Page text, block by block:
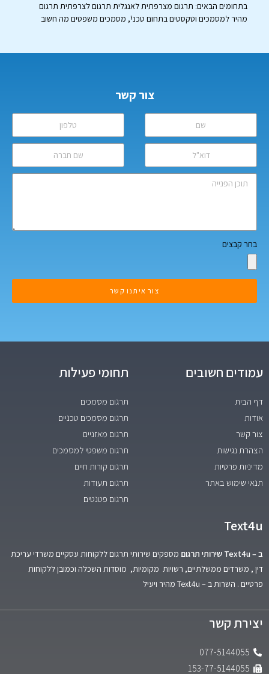
בתחומים הבאים: תרגום מצרפתית לאנגלית תרגום לצרפתית תרגום
מהיר למסמכים וטקסטים בתחום טכני', מסמכים משפטים מה חשוב
צור קשר
בחר קבצים
צור איתנו קשר
עמודים חשובים
דף הבית
אודות
צור קשר
הצהרת נגישות
מדיניות פרטיות
תנאי שימוש באתר
תחומי פעילות
תרגום מסמכים
תרגום מסמכים טכניים
תרגום מאזניים
תרגום משפטי למסמכים
תרגום קורות חיים
תרגום תעודות
תרגום פטנטים
Text4u
ב – Text4u שירותי תרגום
מספקים שירותי תרגום ללקוחות עסקיים משרדי עריכת
דין , משרדים ממשלתיים, רשויות מקומיות, מוסדות השכלה וכמובן ללקוחות
פרטיים . השרות ב – Text4u מהיר ויעיל
יצירת קשר
077-5144055
153-77-5144055